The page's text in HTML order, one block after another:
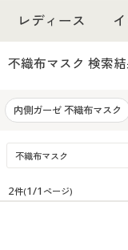
レディースファッシ
女性下着
インナー・下着
インナー・下着通販
女性下着
メンズ下着
ジュニア・ティーン
メンズ
メンズ通販すべて
メンズファッション
メンズ下着
家電・雑貨
家電・雑貨すべて
家電
寝具・インテリア
寝具・インテリア・
美容・健康
レディース
不織布マスク 検索
内側ガーゼ 不織布マスク
在庫
2件(1/1 ページ)